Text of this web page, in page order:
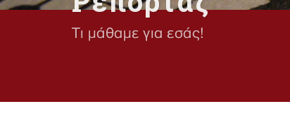
Τι μάθαμε για εσάς!